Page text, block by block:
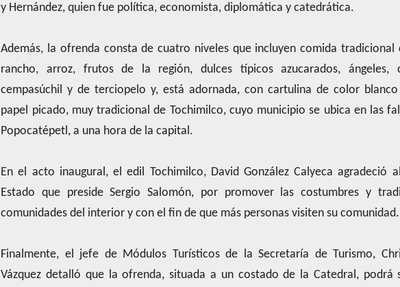
y Hernández, quien fue política, economista, diplomática y catedrática.
Además, la ofrenda consta de cuatro niveles que incluyen comida
rancho, arroz, frutos de la región, dulces típicos azucarados, ángeles,
cempasúchil y de terciopelo y, está adornada, con cartulina de color
papel picado, muy tradicional de Tochimilco, cuyo municipio se ubica en las
Popocatépetl, a una hora de la capital.
En el acto inaugural, el edil Tochimilco, David González Calyeca agradeció
Estado que preside Sergio Salomón, por promover las costumbres y
comunidades del interior y con el fin de que más personas visiten su comunidad.
Finalmente, el jefe de Módulos Turísticos de la Secretaría de Turismo,
Vázquez detalló que la ofrenda, situada a un costado de la Catedral, podrá